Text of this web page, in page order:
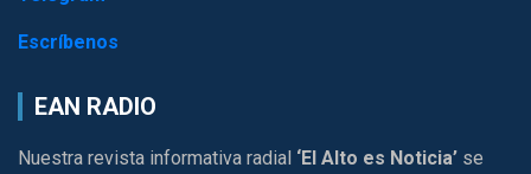
Escríbenos
EAN RADIO
Nuestra revista informativa radial ‘El Alto es Noticia’ se